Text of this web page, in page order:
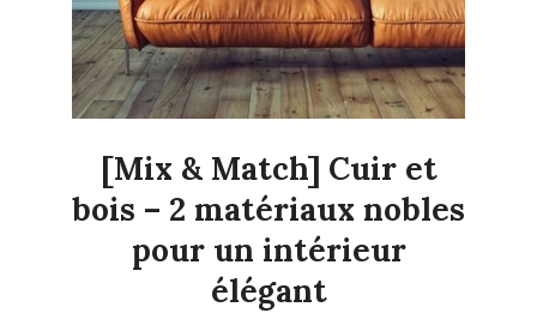
[Mix & Match] Cuir et
bois – 2 matériaux nobles
pour un intérieur
élégant